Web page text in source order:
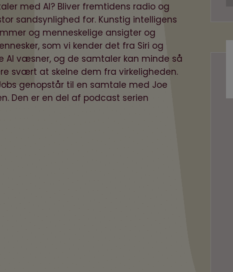
med AI? Bliver fremtidens radio og
sandsynlighed for. Kunstig intelligens
og menneskelige ansigter og
som vi kender det fra Siri og
AI væsner, og de samtaler kan minde så
svært at skelne dem fra virkeligheden.
genopstår til en samtale med Joe
Den er en del af podcast serien